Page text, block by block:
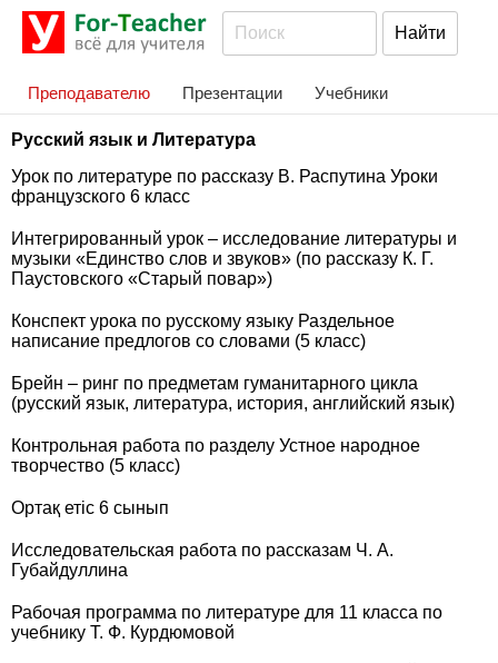
Преподавателю Презентации Учебники
Русский язык и Литература
Урок по литературе по рассказу В. Распутина Уроки
французского 6 класс
Интегрированный урок – исследование литературы и
музыки «Единство слов и звуков» (по рассказу К. Г.
Паустовского «Старый повар»)
Конспект урока по русскому языку Раздельное
написание предлогов со словами (5 класс)
Брейн – ринг по предметам гуманитарного цикла
(русский язык, литература, история, английский язык)
Контрольная работа по разделу Устное народное
творчество (5 класс)
Ортақ етіс 6 сынып
Исследовательская работа по рассказам Ч. А.
Губайдуллина
Рабочая программа по литературе для 11 класса по
учебнику Т. Ф. Курдюмовой